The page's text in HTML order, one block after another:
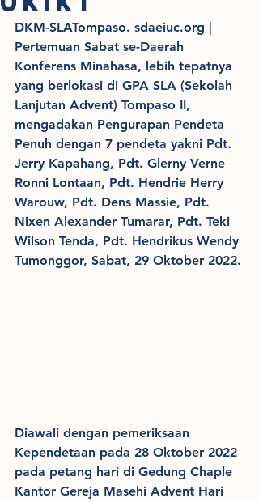
DKM-SLATompaso. sdaeiuc.org |
Pertemuan Sabat se-Daerah
Konferens Minahasa, lebih tepatnya
yang berlokasi di GPA SLA (Sekolah
Lanjutan Advent) Tompaso II,
mengadakan Pengurapan Pendeta
Penuh dengan 7 pendeta yakni Pdt.
Jerry Kapahang, Pdt. Glerny Verne
Ronni Lontaan, Pdt. Hendrie Herry
Warouw, Pdt. Dens Massie, Pdt.
Nixen Alexander Tumarar, Pdt. Teki
Wilson Tenda, Pdt. Hendrikus Wendy
Tumonggor, Sabat, 29 Oktober 2022.
Diawali dengan pemeriksaan
Kependetaan pada 28 Oktober 2022
pada petang hari di Gedung Chaple
Kantor Gereja Masehi Advent Hari